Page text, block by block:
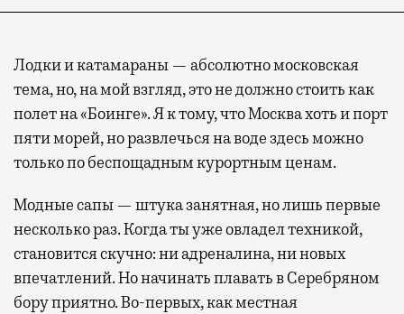
Лодки и катамараны — абсолютно московская
тема, но, на мой взгляд, это не должно стоить как
полет на «Боинге». Я к тому, что Москва хоть и порт
пяти морей, но развлечься на воде здесь можно
только по беспощадным курортным ценам.
Модные сапы — штука занятная, но лишь первые
несколько раз. Когда ты уже овладел техникой,
становится скучно: ни адреналина, ни новых
впечатлений. Но начинать плавать в Серебряном
бору приятно. Во-первых, как местная